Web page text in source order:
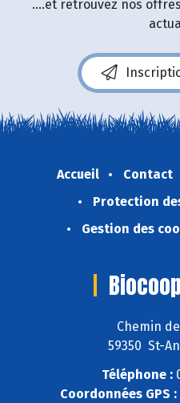
....et retrouvez nos
Accueil Contact
Protection
Gestion des
Chemin
59350 St-
Téléphone :
Coordonnées GPS :